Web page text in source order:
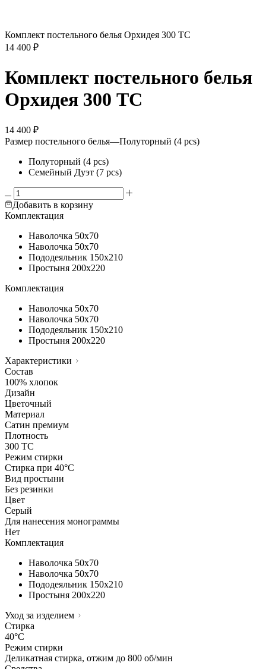
Комплект постельного белья Орхидея 300 TC
14 400 ₽
Комплект постельного белья
Орхидея 300 TC
14 400 ₽
Размер постельного белья—Полуторный (4 pcs)
Полуторный (4 pcs)
Семейный Дуэт (7 pcs)
Добавить в корзину
Комплектация
Наволочка 50х70
Наволочка 50х70
Пододеяльник 150х210
Простыня 200х220
Комплектация
Наволочка 50х70
Наволочка 50х70
Пододеяльник 150х210
Простыня 200х220
Характеристики
Состав
100% хлопок
Дизайн
Цветочный
Материал
Сатин премиум
Плотность
300 ТС
Режим стирки
Стирка при 40°С
Вид простыни
Без резинки
Цвет
Серый
Для нанесения монограммы
Нет
Комплектация
Наволочка 50х70
Наволочка 50х70
Пододеяльник 150х210
Простыня 200х220
Уход за изделием
Стирка
40°C
Режим стирки
Деликатная стирка, отжим до 800 об/мин